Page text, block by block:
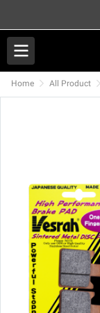
Home All Product